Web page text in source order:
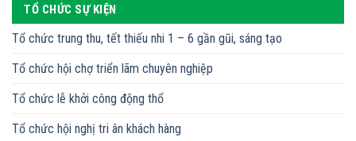
TỔ CHỨC SỰ KIỆN
Tổ chức trung thu, tết thiếu nhi 1 – 6 gần gũi, sáng tạo
Tổ chức hội chợ triển lãm chuyên nghiệp
Tổ chức lễ khởi công động thổ
Tổ chức hội nghị tri ân khách hàng